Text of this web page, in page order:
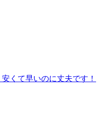
くて早いのに丈夫です！